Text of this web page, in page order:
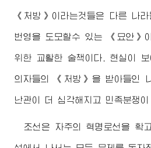
《처방》이라는것들은 다른 나
번영을 도모할수 있는 《묘안》
위한 교활한 술책이다. 현실이
의자들의 《처방》을 받아들인
난관이 더 심각해지고 민족분쟁이
조선은 자주의 혁명로선을 확